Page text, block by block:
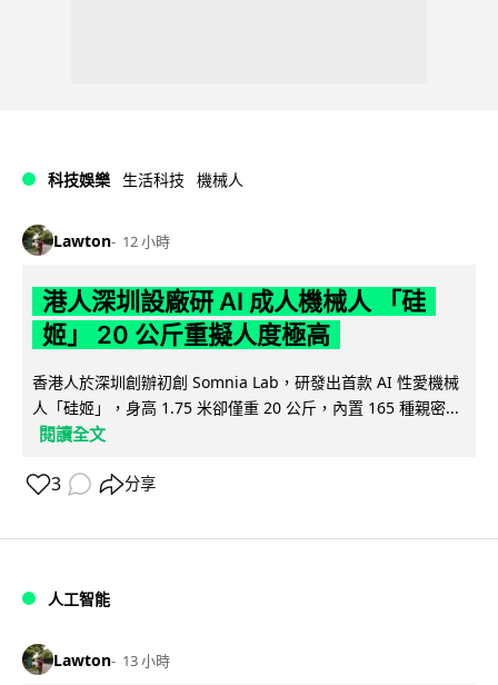
科技娛樂 生活科技 機械人
Lawton 12 小時
港人深圳設廠研 AI 成人機械人 「硅
姬」 20 公斤重擬人度極高
香港人於深圳創辦初創 Somnia Lab，研發出首款 AI 性愛機械
人「硅姬」，身高 1.75 米卻僅重 20 公斤，內置 165 種親密...
閱讀全文
3 分享
人工智能
Lawton 13 小時